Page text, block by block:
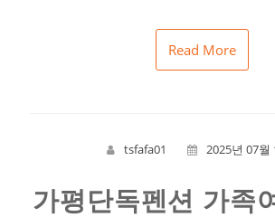
Read More
tsfafa01 2025년 07월
가평단독펜션 가족